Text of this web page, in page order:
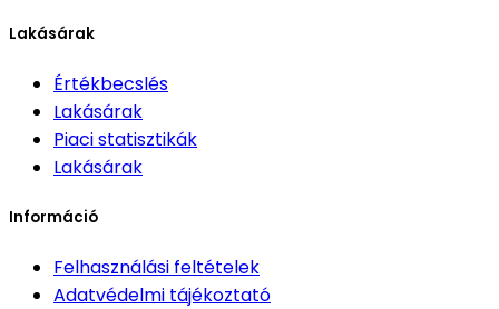
Lakásárak
Értékbecslés
Lakásárak
Piaci statisztikák
Lakásárak
Információ
Felhasználási feltételek
Adatvédelmi tájékoztató